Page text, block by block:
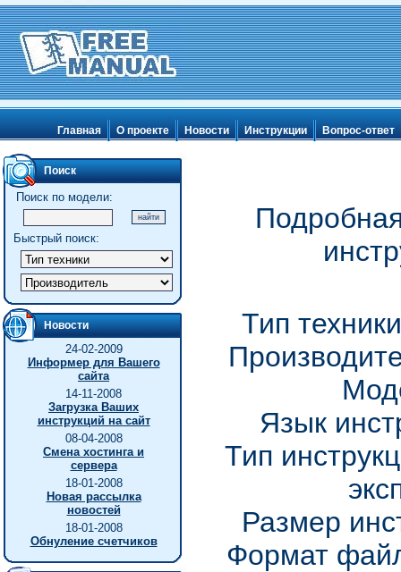
Главная О проекте Новости Инструкции Вопрос-ответ
Поиск
Поиск по модели:
Быстрый поиск:
Новости
24-02-2009
Информер для Вашего
сайта
14-11-2008
Загрузка Ваших
инструкций на сайт
08-04-2008
Смена хостинга и
сервера
18-01-2008
Новая рассылка
новостей
18-01-2008
Обнуление счетчиков
Тип
Язык
Тип
Размер
Формат